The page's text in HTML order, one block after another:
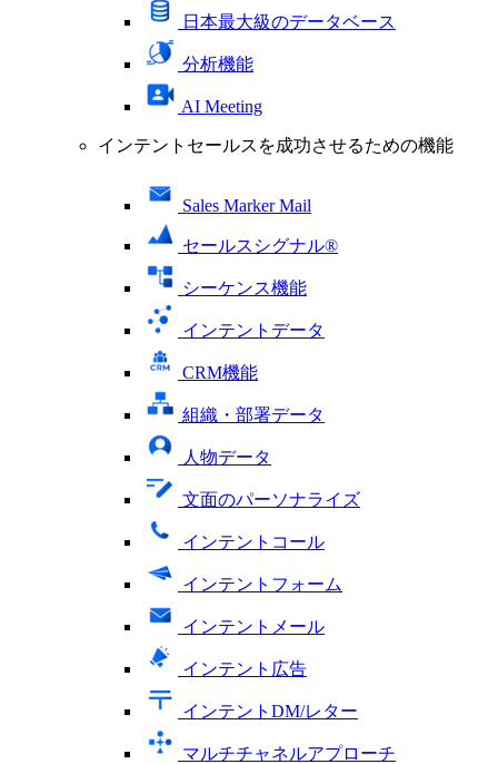
日本最大級のデータベース
分析機能
AI Meeting
インテントセールスを成功させるための機能
Sales Marker Mail
セールスシグナル®
シーケンス機能
インテントデータ
CRM機能
組織・部署データ
人物データ
文面のパーソナライズ
インテントコール
インテントフォーム
インテントメール
インテント広告
インテントDM/レター
マルチチャネルアプローチ